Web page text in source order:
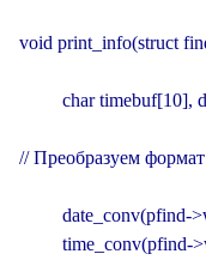
void print_info(struct
char timebuf[10],
// Преобразуем